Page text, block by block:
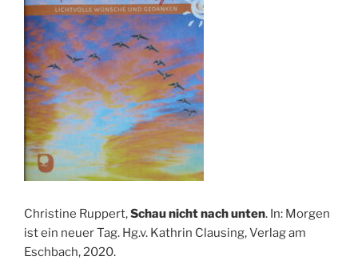
Christine Ruppert,Schau nicht nach unten. In: Morgen
ist ein neuer Tag. Hg.v. Kathrin Clausing, Verlag am
Eschbach, 2020.